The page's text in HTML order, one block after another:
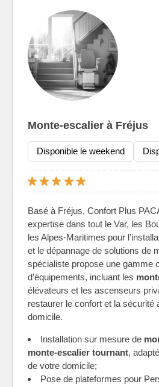
Monte-escalier à Fréjus
Disponible le weekend
Basé à Fréjus, Confort Plus
expertise dans tout le Var, les
les Alpes-Maritimes pour
et le dépannage de solutions de
spécialiste propose une gamme
d’équipements, incluant les
élévateurs et les ascenseurs
restaurer le confort et la sécurité
domicile.
Installation sur mesure de
monte-escalier tournant,
de votre domicile;
Pose de plateformes pour